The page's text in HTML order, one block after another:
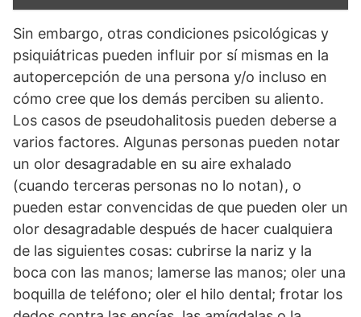
Sin embargo, otras condiciones psicológicas y
psiquiátricas pueden influir por sí mismas en la
autopercepción de una persona y/o incluso en
cómo cree que los demás perciben su aliento.
Los casos de pseudohalitosis pueden deberse a
varios factores. Algunas personas pueden notar
un olor desagradable en su aire exhalado
(cuando terceras personas no lo notan), o
pueden estar convencidas de que pueden oler un
olor desagradable después de hacer cualquiera
de las siguientes cosas: cubrirse la nariz y la
boca con las manos; lamerse las manos; oler una
boquilla de teléfono; oler el hilo dental; frotar los